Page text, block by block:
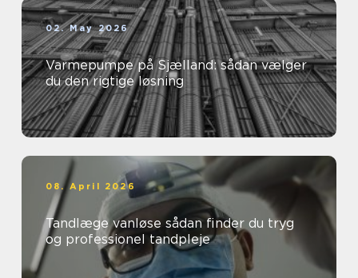
02. May 2026
Varmepumpe på Sjælland: sådan vælger
du den rigtige løsning
08. April 2026
Tandlæge vanløse sådan finder du tryg
og professionel tandpleje